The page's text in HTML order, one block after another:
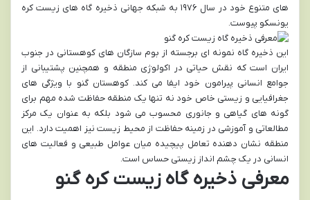
های متنوع خود در سال ۱۹۷۶ به شبکه جهانی ذخیره گاه های زیست کره
یونسکو پیوست.
این ذخیره گاه نمونه ای برجسته از بوم سازگان های کوهستانی در جنوب
ایران است که نقش حیاتی در اکولوژی منطقه و همچنین پشتیبانی از
جوامع انسانی پیرامون خود ایفا می کند. کوهستان گنو با ویژگی های
جغرافیایی و زیستی خاص خود نه تنها یک منطقه حفاظت شده مهم برای
گونه های گیاهی و جانوری محسوب می شود بلکه به عنوان یک مرکز
مطالعاتی و آموزشی در زمینه حفاظت از محیط زیست نیز اهمیت دارد. این
منطقه نشان دهنده تعامل پیچیده میان عوامل طبیعی و فعالیت های
انسانی در یک چشم انداز زیستی حساس است.
معرفی ذخیره گاه زیست کره گنو